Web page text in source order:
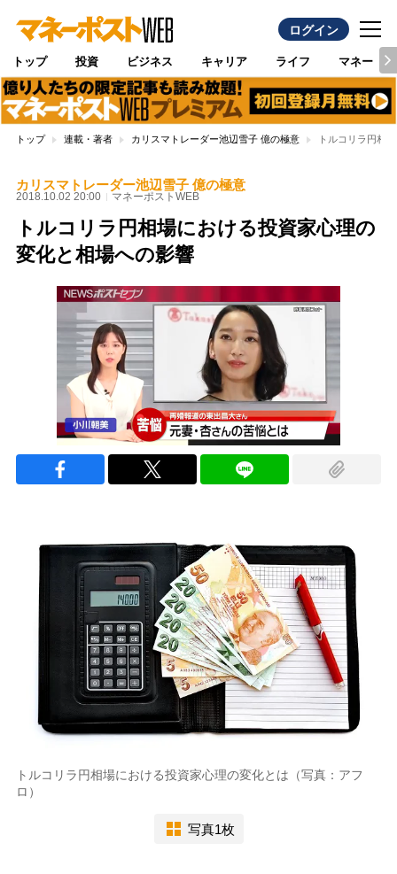
ログイン
トップ 投資 ビジネス キャリア ライフ マネー
トップ 連載・著者 カリスマトレーダー池辺雪子 億の極意 トルコリラ円相
カリスマトレーダー池辺雪子 億の極意
2018.10.02 20:00 マネーポストWEB
トルコリラ円相場における投資家心理の
変化と相場への影響
トルコリラ円相場における投資家心理の変化とは（写真：アフ
ロ）
写真1枚